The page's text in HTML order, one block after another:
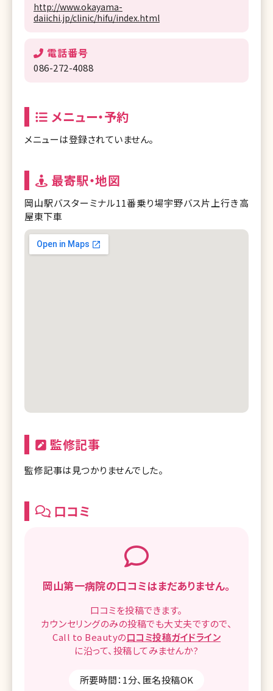
http://www.okayama-
daiichi.jp/clinic/hifu/index.html
電話番号
086-272-4088
メニュー・予約
メニューは登録されていません。
最寄駅・地図
岡山駅バスターミナル11番乗り場宇野バス片上行き高
屋東下車
監修記事
監修記事は見つかりませんでした。
口コミ
岡山第一病院の口コミはまだありません。
口コミを投稿できます。
カウンセリングのみの投稿でも大丈夫ですので、
Call to Beautyの口コミ投稿ガイドライン
に沿って、 投稿してみませんか?
所要時間：1分、匿名投稿OK